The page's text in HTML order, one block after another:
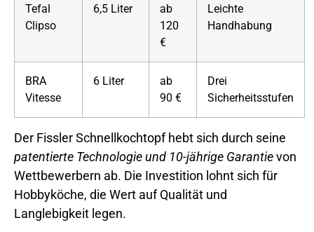
Tefal
Clipso
6,5 Liter
ab
120
€
Leichte
Handhabung
BRA
Vitesse
6 Liter
ab
90 €
Drei
Sicherheitsstufen
Der Fissler Schnellkochtopf hebt sich durch seine
patentierte Technologie und 10-jährige Garantievon
Wettbewerbern ab. Die Investition lohnt sich für
Hobbyköche, die Wert auf Qualität und
Langlebigkeit legen.